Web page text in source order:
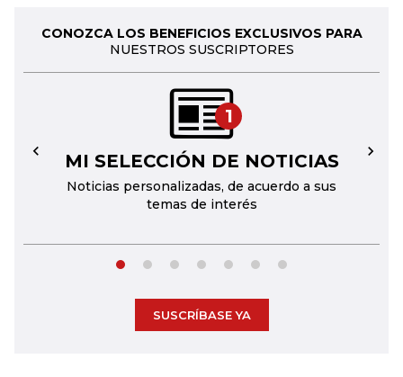
CONOZCA LOS BENEFICIOS EXCLUSIVOS PARA
NUESTROS SUSCRIPTORES
1
MI SELECCIÓN DE NOTICIAS
Noticias personalizadas, de acuerdo a sus
temas de interés
← →
SUSCRÍBASE YA